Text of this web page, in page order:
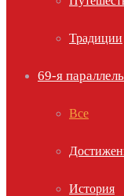
Традиции
69-я параллель
Все
История